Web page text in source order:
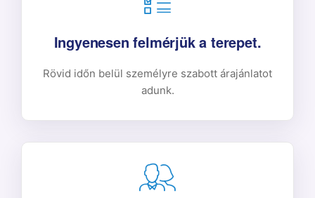
Ingyenesen felmérjük a terepet.
Rövid időn belül személyre szabott árajánlatot
adunk.